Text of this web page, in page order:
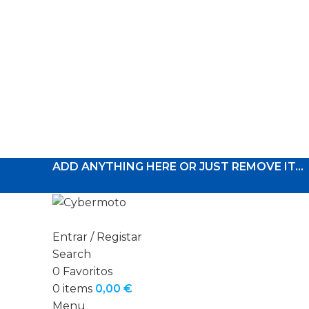
ADD ANYTHING HERE OR JUST REMOVE IT…
Entrar / Registar
Search
0 Favoritos
0 items 0,00 €
Menu